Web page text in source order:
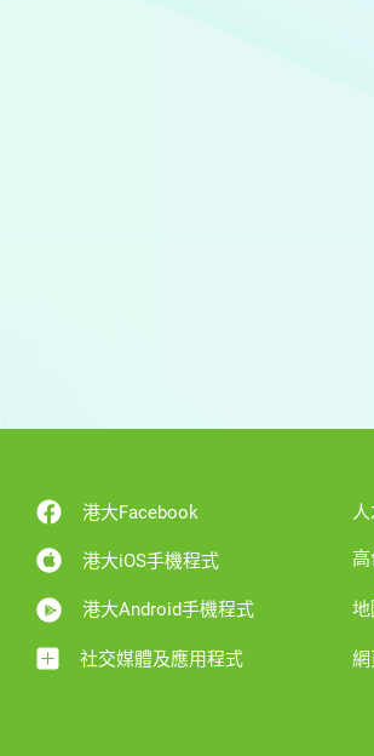
港大Facebook
港大iOS手機程式
港大Android手機程式
社交媒體及應用程式
高
地
網